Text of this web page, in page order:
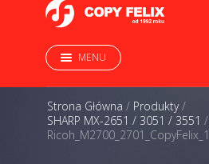
MENU
Strona Główna / Produkty/
SHARP MX-2651 / 3051 / 3551 /
Ricoh_M2700_2701_CopyFelix_1